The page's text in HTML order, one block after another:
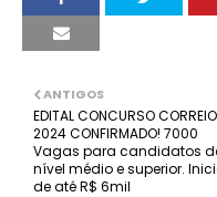
ANTIGOS
EDITAL CONCURSO
2024 CONFIRMADO! 7000
Vagas para candidatos
nível médio e superior.
de até R$ 6mil